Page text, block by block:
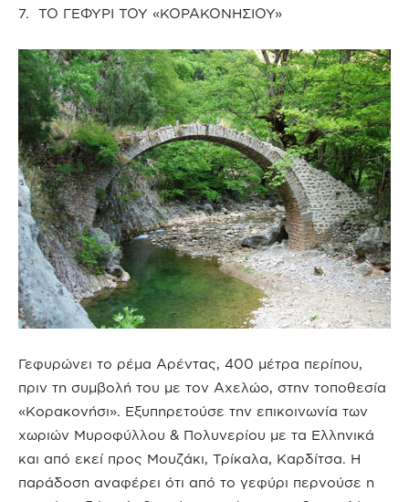
7. ΤΟ ΓΕΦΥΡΙ ΤΟΥ «ΚΟΡΑΚΟΝΗΣΙΟΥ»
Γεφυρώνει το ρέμα Αρέντας, 400 μέτρα περίπου,
πριν τη συμβολή του με τον Αχελώο, στην τοποθεσία
«Κορακονήσι». Εξυπηρετούσε την επικοινωνία των
χωριών Μυροφύλλου & Πολυνερίου με τα Ελληνικά
και από εκεί προς Μουζάκι, Τρίκαλα, Καρδίτσα. Η
παράδοση αναφέρει ότι από το γεφύρι περνούσε η